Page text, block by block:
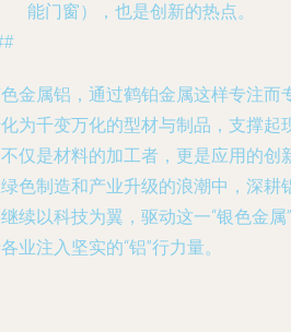
能门窗），也是创新的热点。
金属铝，通过鹤铂金属这样专注而
为千变万化的型材与制品，支撑起
仅是材料的加工者，更是应用的创
色制造和产业升级的浪潮中，深耕
续以科技为翼，驱动这一“银色金
业注入坚实的“铝”行力量。